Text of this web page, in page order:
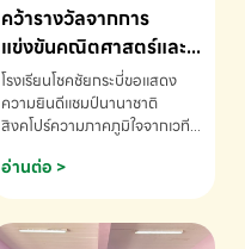
คว้ารางวัลจากการ
แข่งขันคณิตศาสตร์และ
คณิตคิดเร็วนานาชาติ
ครั้งที่ 46 ประจำปี 2569
ณ ประเทศสิงคโปร์
โรงเรียนโชคชัยกระบี่ขอแสดง
ความยินดีแชมป์นานาชาติ
สิงคโปร์ความภาคภูมิใจจากเวที
ด.ช.พัทธนันท์ พรหมพันธ์ ชั้น
อนุบาล EP K3 โรงเรียนโชคชัย
แข่งขันคณิตศาสตร์และคณิตคิด
อ่านต่อ >